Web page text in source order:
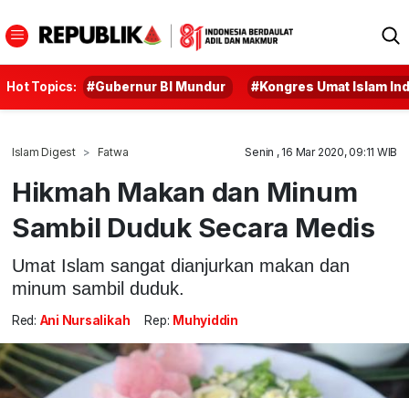
Hot Topics: #Gubernur BI Mundur #Kongres Umat Islam
Islam Digest Fatwa Senin , 16 Mar 2020, 09:11 WIB
Hikmah Makan dan Minum
Sambil Duduk Secara Medis
Umat Islam sangat dianjurkan makan dan
minum sambil duduk.
Red: Ani Nursalikah Rep: Muhyiddin